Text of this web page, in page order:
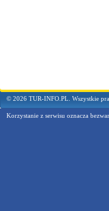
© 2026 TUR-INFO.PL. Wszystkie
Korzystanie z serwisu oznacza